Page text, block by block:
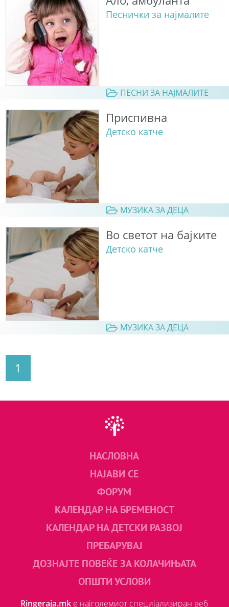
Песнички за најмалите
ПЕСНИ ЗА НАЈМАЛИТЕ
Приспивна
Детско катче
МУЗИКА ЗА ДЕЦА
Во светот на бајките
Детско катче
МУЗИКА ЗА ДЕЦА
1
НАСЛОВНА
НАЈАВИ СЕ
ФОРУМ
КАЛЕНДАР НА БРЕМЕНОСТ
КАЛЕНДАР НА ДЕТСКИ РАЗВОЈ
ПРЕБАРУВАЈ
ДОЗНАЈТЕ ПОВЕЌЕ ЗА КОЛАЧИЊАТА
ОПШТИ УСЛОВИ
Ringeraja.mk е најголемиот специјализиран веб